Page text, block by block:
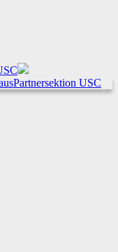
Partnersektion USC